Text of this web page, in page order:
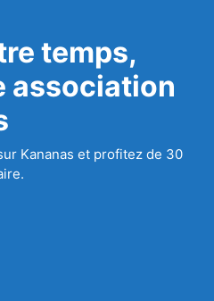
temps,
association
Kananas et profitez de 30